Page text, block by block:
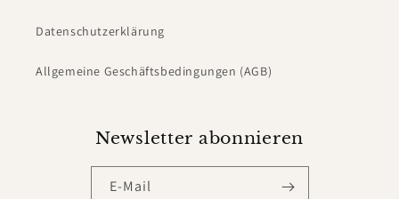
Datenschutzerklärung
Allgemeine Geschäftsbedingungen (AGB)
Newsletter abonnieren
E-Mail